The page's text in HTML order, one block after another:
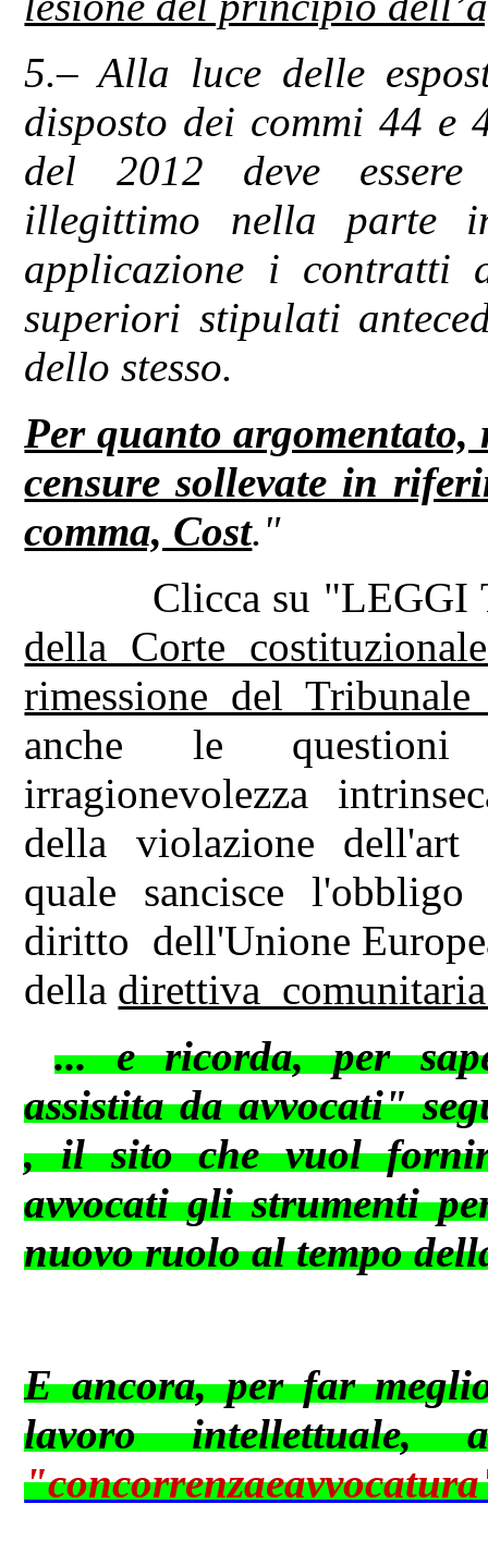
5.– Alla luce delle
disposto dei commi 44 e
del 2012 deve essere
illegittimo nella parte
applicazione i contratti
superiori stipulati
dello stesso.
Per quanto
censure sollevate in
comma, Cost."
Clicca su "LEGGI
della Corte
rimessione del
anche le questioni
irragionevolezza
della violazione
quale sancisce
diritto dell'Unione
della direttiva
... e ricorda, per
assistita da avvocati"
, il sito che vuol
avvocati glistrumenti
nuovo ruolo al tempo
E ancora, per far
lavoro intellettuale,